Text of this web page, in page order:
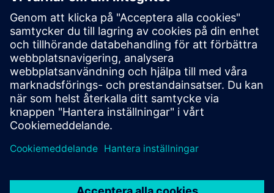
SIMOTICS S-1FG1
Get a fully assembled, tested, and ready-to-run
solution. Our servo geared motors deliver high
precision and dynamic performance for a wide range
of applications.